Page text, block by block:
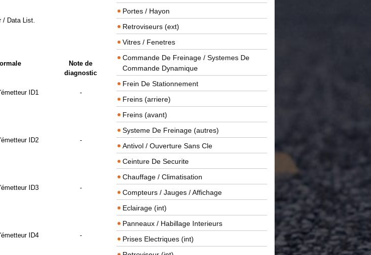
/ Data List.
Note de
diagnostic
ID1
-
ID2
-
ID3
-
ID4
-
Portes / Hayon
Retroviseurs (ext)
Vitres / Fenetres
Commande De Freinage / Systemes De
Commande Dynamique
Frein De Stationnement
Freins (arriere)
Freins (avant)
Systeme De Freinage (autres)
Antivol / Ouverture Sans Cle
Ceinture De Securite
Chauffage / Climatisation
Compteurs / Jauges / Affichage
Eclairage (int)
Panneaux / Habillage Interieurs
Prises Electriques (int)